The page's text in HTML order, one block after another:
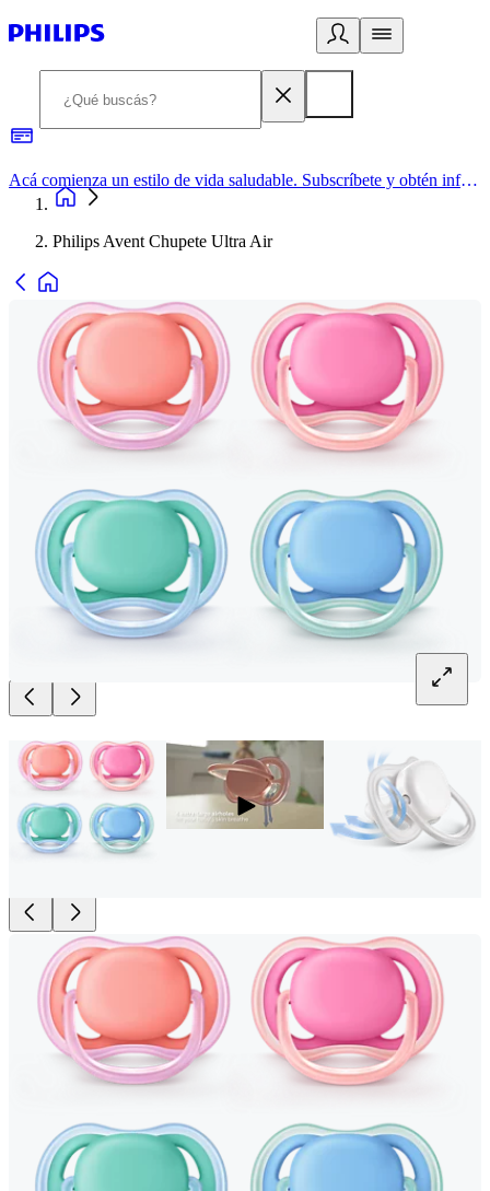
Acá comienza un estilo de vida saludable. Subscríbete y obtén información de primera mano
Philips Avent Chupete Ultra Air